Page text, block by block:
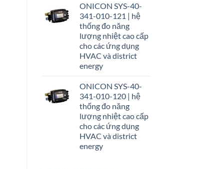
ONICON SYS-40-
341-010-121 | hệ
thống đo năng
lượng nhiệt cao cấp
cho các ứng dụng
HVAC và district
energy
ONICON SYS-40-
341-010-120 | hệ
thống đo năng
lượng nhiệt cao cấp
cho các ứng dụng
HVAC và district
energy